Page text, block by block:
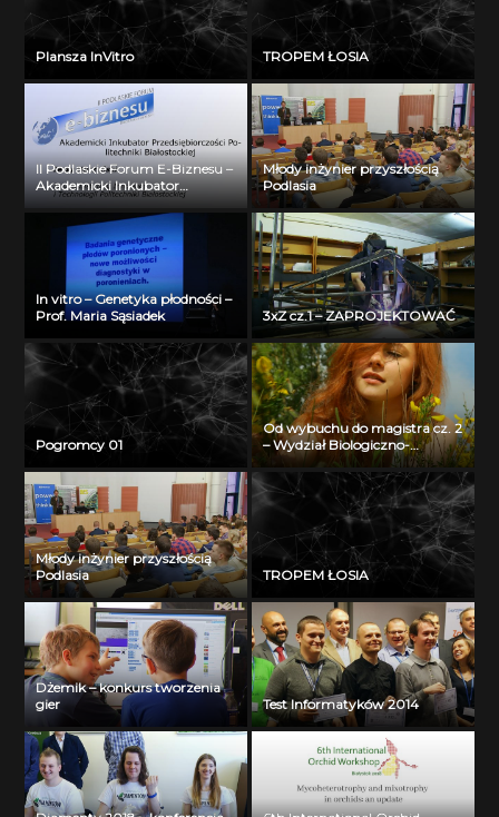
Plansza InVitro TROPEM ŁOSIA
II Podlaskie Forum E-Biznesu –
Akademicki Inkubator
Przedsiębiorczości Politechniki
Białostockiej – Jerzy Muszyński
Młody inżynier przyszłością
Podlasia
In vitro – Genetyka płodności –
Prof. Maria Sąsiadek
3xZ cz.1 – ZAPROJEKTOWAĆ
Pogromcy 01
Od wybuchu do magistra cz. 2
– Wydział Biologiczno-
Chemiczny Uniwersytetu w
Białymstoku
Młody inżynier przyszłością
Podlasia
TROPEM ŁOSIA
Dżemik – konkurs tworzenia
gier
Test Informatyków 2014